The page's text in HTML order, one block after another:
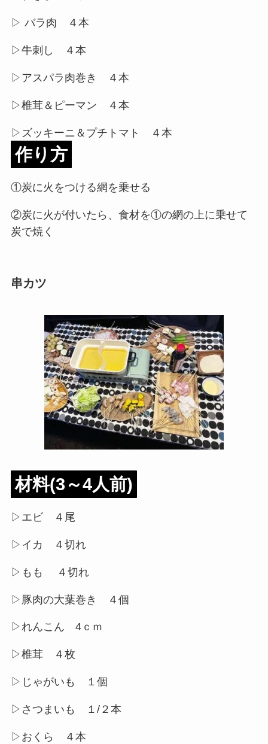
▷ バラ肉 ４本
▷牛刺し ４本
▷アスパラ肉巻き ４本
▷椎茸＆ピーマン ４本
▷ズッキーニ＆プチトマト ４本
作り方
①炭に火をつける網を乗せる
②炭に火が付いたら、食材を①の網の上に乗せて
炭で焼く
串カツ
材料(3～4人前)
▷エビ ４尾
▷イカ ４切れ
▷もも ４切れ
▷豚肉の大葉巻き ４個
▷れんこん 4ｃｍ
▷椎茸 ４枚
▷じゃがいも １個
▷さつまいも １/２本
▷おくら ４本